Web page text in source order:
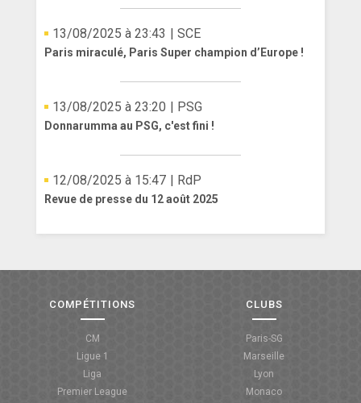
13/08/2025 à 23:43 | SCE
Paris miraculé, Paris Super champion d’Europe !
13/08/2025 à 23:20 | PSG
Donnarumma au PSG, c'est fini !
12/08/2025 à 15:47 | RdP
Revue de presse du 12 août 2025
COMPÉTITIONS
CM
Ligue 1
Liga
Premier League
CLUBS
Paris-SG
Marseille
Lyon
Monaco